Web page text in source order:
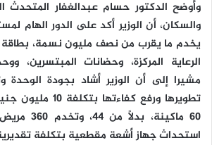
وأوضح الدكتور حسام عبدالغفار المتحدث
والسكان، أن الوزير أكد على الدور الهام
الرعاية المركزة، وحضانات المبتسرين،
مشيرا إلى أن الوزير أشاد بجودة الوحدة
تطويرها ورفع
60 ماكينة،
استحداث جهاز أشعة مقطعية بتكلفة تقديرية 4.5 مليون